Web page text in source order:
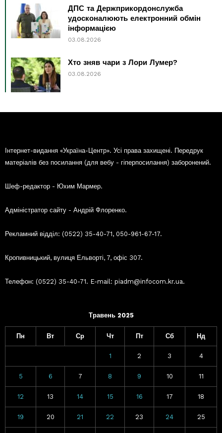
ДПС та Держприкордонслужба
удосконалюють електронний обмін
інформацією
03.08.2026
Хто зняв чари з Лори Лумер?
03.08.2026
Інтернет-видання «Україна-Центр». Усі права захищені. Передрук
матеріалів без посилання (для вебу - гіперпосилання) заборонений.
Шеф-редактор - Юхим Мармер.
Адміністратор сайту - Андрій Флоренко.
Рекламний відділ: (0522) 35-40-71, 050-961-67-17.
Кропивницький, вулиця Ельворті, 7, офіс 307.
Телефон: (0522) 35-40-71. E-mail: piadm@infocom.kr.ua.
Травень 2025
Пн Вт Ср Чт Пт Сб Нд
1 2 3 4
5 6 7 8 9 10 11
12 13 14 15 16 17 18
19 20 21 22 23 24 25